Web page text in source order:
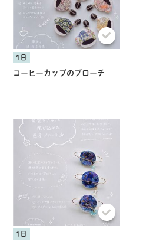
1日
コーヒーカップのブローチ
1日